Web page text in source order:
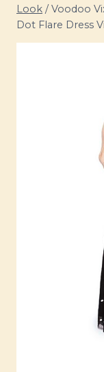
Look / Voodoo
Dot Flare Dress